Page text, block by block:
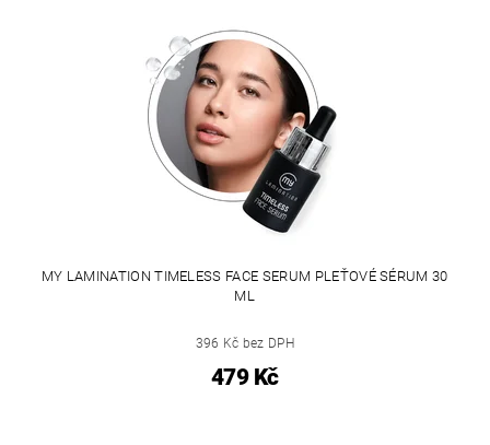
MY LAMINATION TIMELESS FACE SERUM PLEŤOVÉ SÉRUM 30
ML
396 Kč bez DPH
479 Kč